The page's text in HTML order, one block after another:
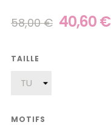
58,00 € 40,60 €
TAILLE
MOTIFS